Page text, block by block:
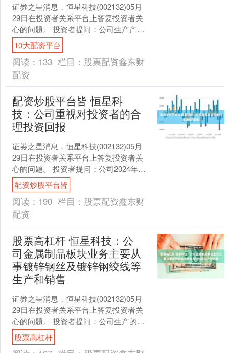
证券之星消息，恒星科技(002132)05月
29日在投资者关系平台上答复投资者关
心的问题。 投资者提问：公司生产产品
以及制造流程是否符合绿色制造？ 恒星
科技回复....
10大配资平台
阅读： 133 栏目： 股票配资鑫东财
配资
配资炒股平台皆 恒星科
技：公司重视对投资者的合
理投资回报
证券之星消息，恒星科技(002132)05月
29日在投资者关系平台上答复投资者关
心的问题。 投资者提问：公司2024年分
红方案每10股分红0.5元。结合当前股
价....
配资炒股平台皆
阅读： 190 栏目： 股票配资鑫东财
配资
股票高杠杆 恒星科技：公
司金属制品板块业务主要从
事镀锌钢丝及镀锌钢绞线等
生产和销售
证券之星消息，恒星科技(002132)05月
29日在投资者关系平台上答复投资者关
心的问题。 投资者提问：公司生产的产
品能否用于核电站的建设？ 恒星科技回
复：您好....
股票高杠杆